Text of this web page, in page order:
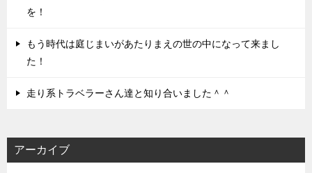
を！
もう時代は庭じまいがあたりまえの世の中になって来まし
た！
走り系トラベラーさん達と知り合いました＾＾
アーカイブ